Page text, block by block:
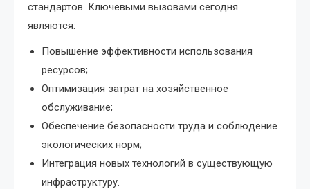
стандартов. Ключевыми вызовами сегодня
являются:
Повышение эффективности использования
ресурсов;
Оптимизация затрат на хозяйственное
обслуживание;
Обеспечение безопасности труда и соблюдение
экологических норм;
Интеграция новых технологий в существующую
инфраструктуру.